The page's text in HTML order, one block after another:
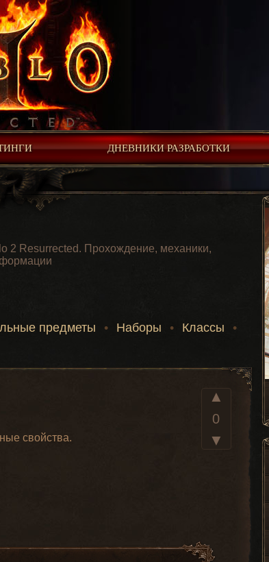
ДНЕВНИКИ РАЗРАБОТКИ
2 Resurrected. Прохождение, механики,
предметы • Наборы • Классы
•
▲
0
▼
свойства.